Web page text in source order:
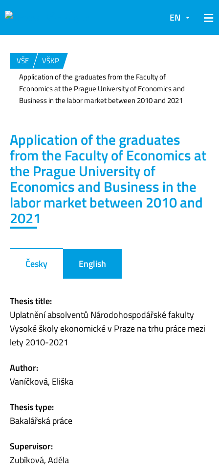
EN
VŠE
VŠKP
Application of the graduates from the Faculty of
Economics at the Prague University of Economics and
Business in the labor market between 2010 and 2021
Application of the graduates
from the Faculty of Economics at
the Prague University of
Economics and Business in the
labor market between 2010 and
2021
Česky English
Thesis title:
Uplatnění absolventů Národohospodářské fakulty
Vysoké školy ekonomické v Praze na trhu práce mezi
lety 2010-2021
Author:
Vaníčková, Eliška
Thesis type:
Bakalářská práce
Supervisor:
Zubíková, Adéla